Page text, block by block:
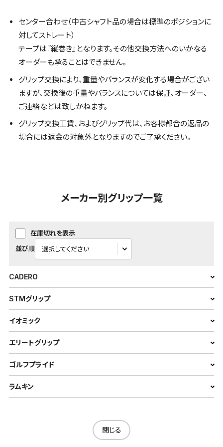
センター合わせ（中古シャフト品の場合は標準のポジションに
対してストレート）
テープは『縦巻き』となります。その他交換方法へのいかなる
オーダーも承ることはできません。
グリップ交換により、重量やバランスが変化する場合がござい
ますが、交換後の重量やバランスについては保証、オーダー、
ご連絡などは致しかねます。
グリップ交換工賃、およびグリップ代は、お客様都合の返品の
場合には返金の対象外となりますのでご了承ください。
メーカー別グリップ一覧
在庫切れを表示
並び順
CADERO
STMグリップ
イオミック
エリートグリップ
ゴルフプライド
ラムキン
閉じる